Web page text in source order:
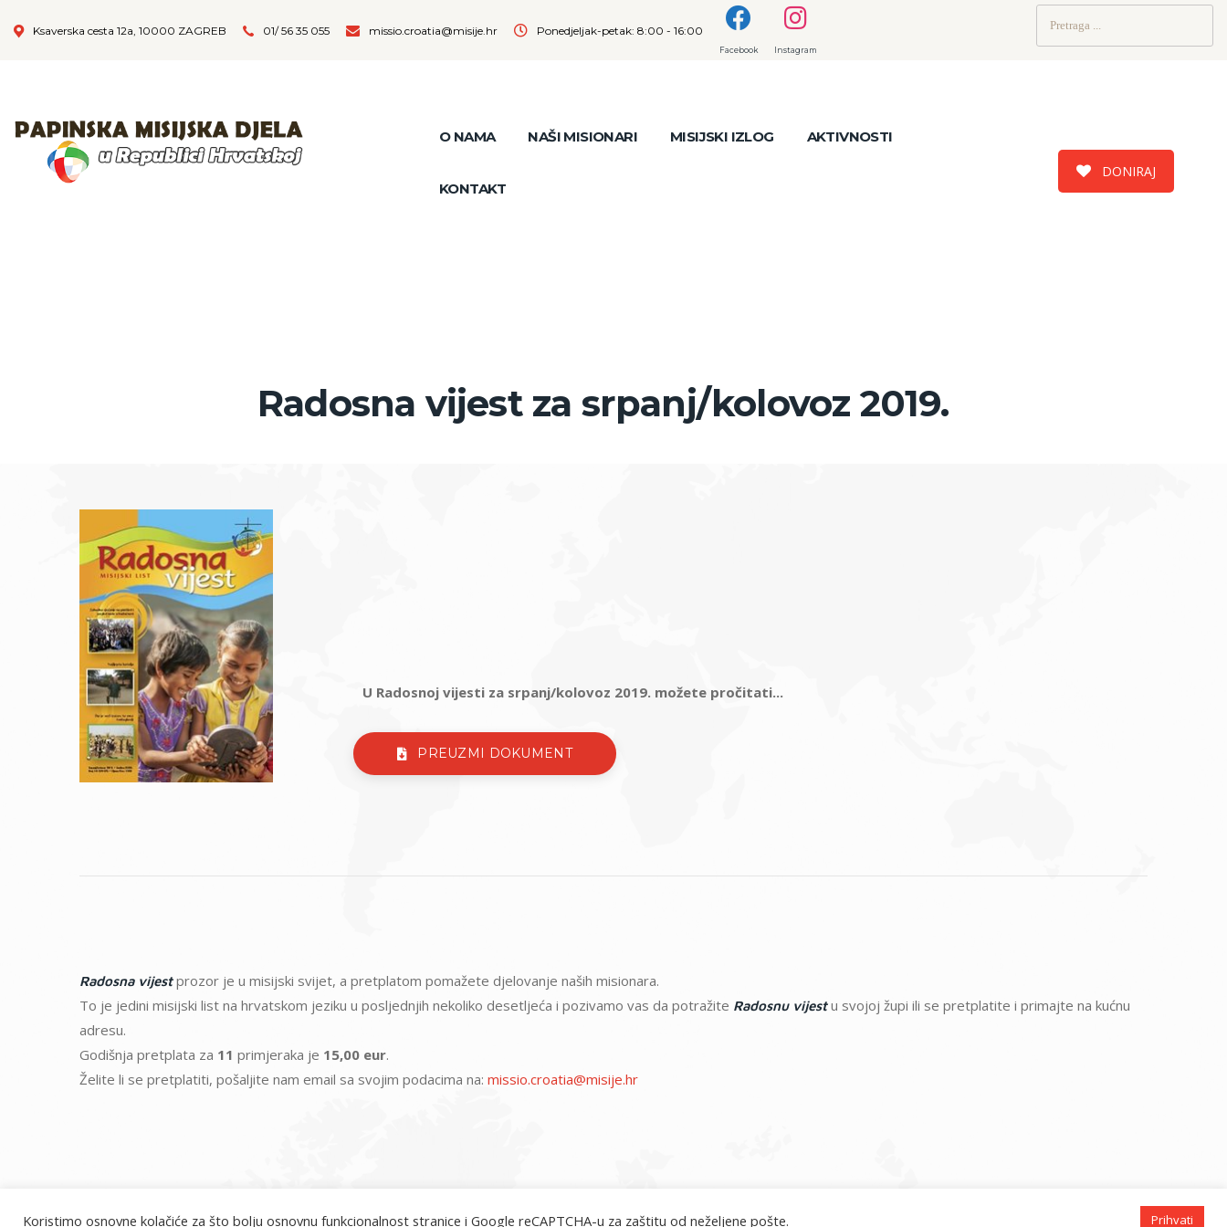
Ksaverska cesta 12a, 10000 ZAGREB 01/ 56 35 055 missio.croatia@misije.hr Ponedjeljak-petak: 8:00 - 16:00
Facebook Instagram
O NAMA NAŠI MISIONARI MISIJSKI IZLOG AKTIVNOSTI
KONTAKT
DONIRAJ
Radosna vijest za srpanj/kolovoz 2019.
U Radosnoj vijesti za srpanj/kolovoz 2019. možete pročitati...
PREUZMI DOKUMENT
Radosna vijestprozor je u misijski svijet, a pretplatom pomažete djelovanje naših misionara.
To je jedini misijski list na hrvatskom jeziku u posljednjih nekoliko desetljeća i pozivamo vas da potražite Radosnu vijestu svojoj župi ili se pretplatite i primajte na kućnu
adresu.
Godišnja pretplata za 11 primjeraka je 15,00 eur.
Želite li se pretplatiti, pošaljite nam email sa svojim podacima na: missio.croatia@misije.hr
misije.hr © 2026. Sva prava pridržana.
Koristimo osnovne kolačiće za što bolju osnovnu funkcionalnost stranice i Google reCAPTCHA-u za zaštitu od neželjene pošte. Prihvati